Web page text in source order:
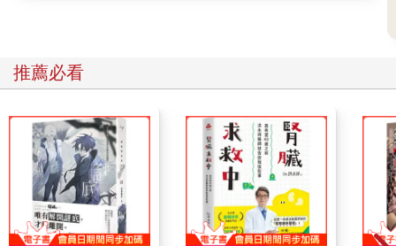
我問他來這裡做什麼。他望著星空回答說：「完成任務。」
我心想這小孩應該是個重要人物，不像我只是個來過暑假的小學
生。他身負重任，搞不好還是情報工作。我不敢多問是什麼樣的
任務。他身上的一切都很奇特。
「如果你爸媽知道他們買給你的飛機摔壞了，會不會生氣呀？」
「飛機沒有摔壞啊！」他笑著回答。
推薦必看